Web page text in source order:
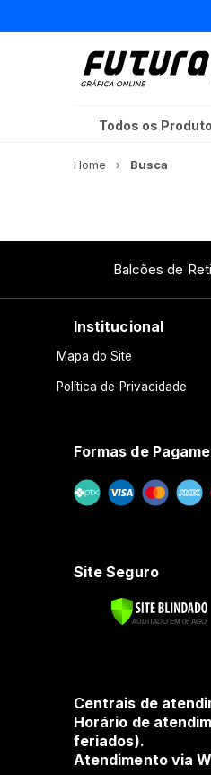
Todos os
Home Busca
Balcões de
Institucional
Mapa do Site
Política de Privacidade
Formas de
Site Seguro
Centrais de
Horário de
feriados).
Atendimento via